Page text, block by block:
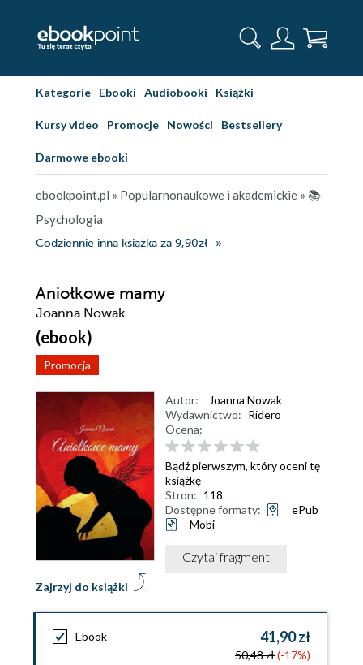
Kategorie Ebooki Audiobooki Książki
Kursy video Promocje Nowości Bestsellery
Darmowe ebooki
ebookpoint.pl » Popularnonaukowe i akademickie » 📚
Psychologia
Codziennie inna książka za 9,90zł
Aniołkowe mamy
Joanna Nowak
(ebook)
Promocja
Zajrzyj do książki
Autor:
Joanna Nowak
Wydawnictwo: Ridero
Ocena:
Bądź pierwszym, który oceni tę
książkę
Stron: 118
Dostępne formaty:
ePub
Mobi
Czytaj fragment
Ebook 41,90 zł
50,48 zł(-17%)